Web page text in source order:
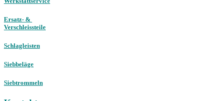
Ersatz- &
Verschleissteile
Schlagleisten
Siebbeläge
Siebtrommeln